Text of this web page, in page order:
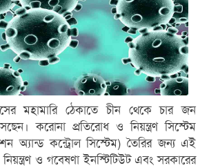
মহামারি ঠেকাতে চীন থেকে চার জন
করোনা প্রতিরোধ ও নিয়ন্ত্রণ সিস্টেম
অ্যান্ড কন্ট্রোল সিস্টেম) তৈরির জন্য এই
ও গবেষণা ইনস্টিটিউট এবং সরকারের